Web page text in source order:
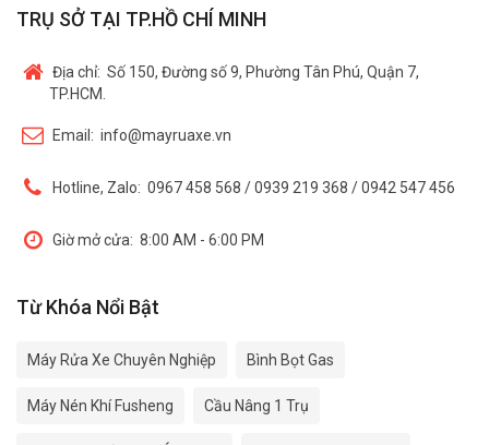
TRỤ SỞ TẠI TP.HỒ CHÍ MINH
Địa chỉ: Số 150, Đường số 9, Phường Tân Phú, Quận 7,
TP.HCM.
Email: info@mayruaxe.vn
Hotline, Zalo: 0967 458 568 / 0939 219 368 / 0942 547 456
Giờ mở cửa: 8:00 AM - 6:00 PM
Từ Khóa Nổi Bật
Máy Rửa Xe Chuyên Nghiệp Bình Bọt Gas
Máy Nén Khí Fusheng Cầu Nâng 1 Trụ